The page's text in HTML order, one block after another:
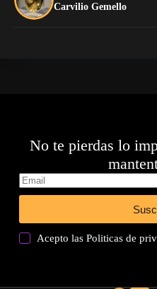
Carvilio Gemello
No te pierdas lo
Acepto lasPoliticas de